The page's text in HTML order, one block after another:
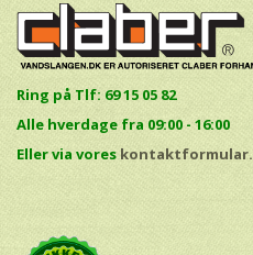
Ring på Tlf: 69 15 05 82
Alle hverdage fra 09:00 - 16:00
Eller via vores kontaktformular.